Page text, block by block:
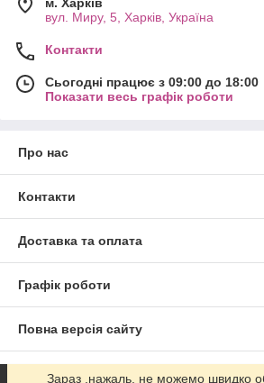
м. Харків
вул. Миру, 5, Харків, Україна
Контакти
Сьогодні працює з 09:00 до 18:00
Показати весь графік роботи
Про нас
Контакти
Доставка та оплата
Графік роботи
Повна версія сайту
Сайт створено на маркетплейсі
Зараз ,нажаль, не можемо швидко